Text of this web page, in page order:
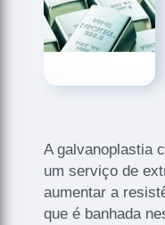
A galvanoplastia
um serviço de
aumentar a
que é banhada